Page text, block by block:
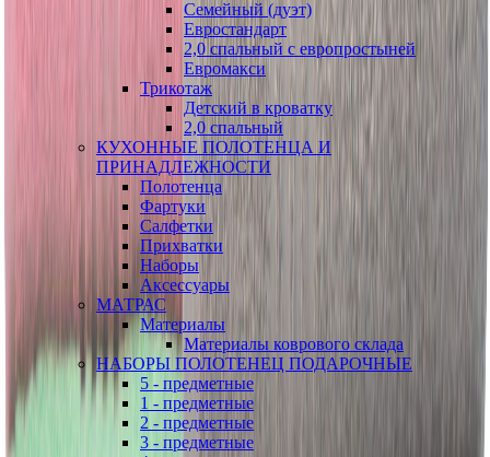
Семейный (дуэт)
Евростандарт
2,0 спальный с европростыней
Евромакси
Трикотаж
Детский в кроватку
2,0 спальный
КУХОННЫЕ ПОЛОТЕНЦА И
ПРИНАДЛЕЖНОСТИ
Полотенца
Фартуки
Салфетки
Прихватки
Наборы
Аксессуары
МАТРАС
Материалы
Материалы коврового склада
НАБОРЫ ПОЛОТЕНЕЦ ПОДАРОЧНЫЕ
5 - предметные
1 - предметные
2 - предметные
3 - предметные